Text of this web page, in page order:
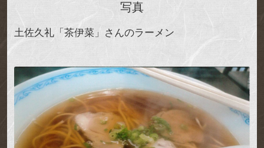
写真
土佐久礼「茶伊菜」さんのラーメン